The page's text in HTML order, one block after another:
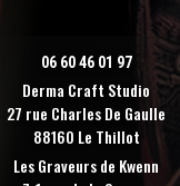
06 60 46 01 97
Derma Craft Studio
27 rue Charles De Gaulle
88160 Le Thillot
Les Graveurs de Kwenn